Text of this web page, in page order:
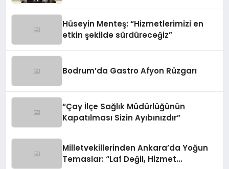
Hüseyin Menteş: “Hizmetlerimizi en
etkin şekilde sürdüreceğiz”
Bodrum’da Gastro Afyon Rüzgarı
“Çay İlçe Sağlık Müdürlüğünün
Kapatılması Sizin Ayıbınızdır”
Milletvekillerinden Ankara’da Yoğun
Temaslar: “Laf Değil, Hizmet